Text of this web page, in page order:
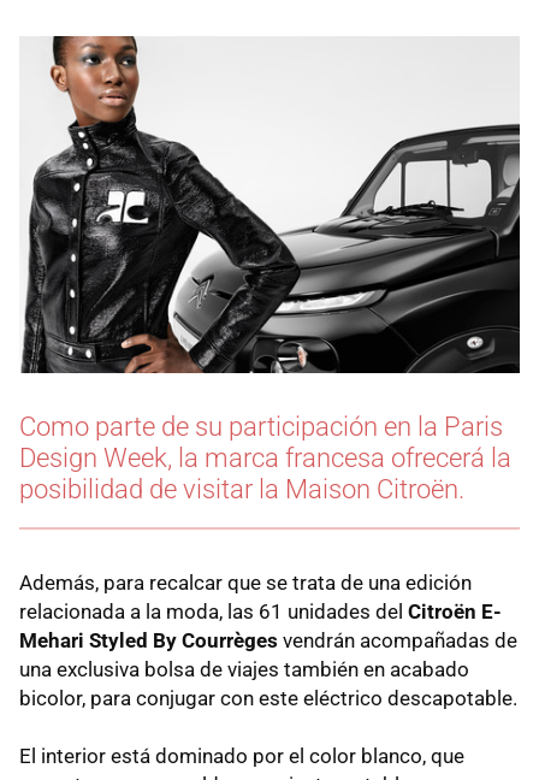
Como parte de su participación en la Paris
Design Week, la marca francesa ofrecerá la
posibilidad de visitar la Maison Citroën.
Además, para recalcar que se trata de una edición
relacionada a la moda, las 61 unidades del Citroën E-
Mehari Styled By Courrèges vendrán acompañadas de
una exclusiva bolsa de viajes también en acabado
bicolor, para conjugar con este eléctrico descapotable.
El interior está dominado por el color blanco, que